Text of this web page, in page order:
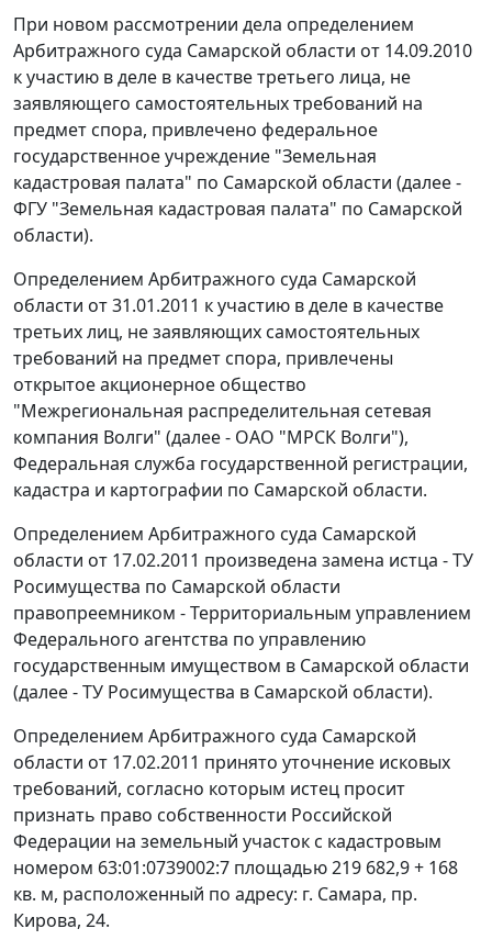
При новом рассмотрении дела определением
Арбитражного суда Самарской области от 14.09.2010
к участию в деле в качестве третьего лица, не
заявляющего самостоятельных требований на
предмет спора, привлечено федеральное
государственное учреждение "Земельная
кадастровая палата" по Самарской области (далее -
ФГУ "Земельная кадастровая палата" по Самарской
области).
Определением Арбитражного суда Самарской
области от 31.01.2011 к участию в деле в качестве
третьих лиц, не заявляющих самостоятельных
требований на предмет спора, привлечены
открытое акционерное общество
"Межрегиональная распределительная сетевая
компания Волги" (далее - ОАО "МРСК Волги"),
Федеральная служба государственной регистрации,
кадастра и картографии по Самарской области.
Определением Арбитражного суда Самарской
области от 17.02.2011 произведена замена истца - ТУ
Росимущества по Самарской области
правопреемником - Территориальным управлением
Федерального агентства по управлению
государственным имуществом в Самарской области
(далее - ТУ Росимущества в Самарской области).
Определением Арбитражного суда Самарской
области от 17.02.2011 принято уточнение исковых
требований, согласно которым истец просит
признать право собственности Российской
Федерации на земельный участок с кадастровым
номером 63:01:0739002:7 площадью 219 682,9 + 168
кв. м, расположенный по адресу: г. Самара, пр.
Кирова, 24.